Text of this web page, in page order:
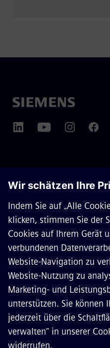
ÜBER SIEMENS MOBILITY
KONTAKT
KARRIERE
©Siemens Mobility2026
Cookie Richtlinien